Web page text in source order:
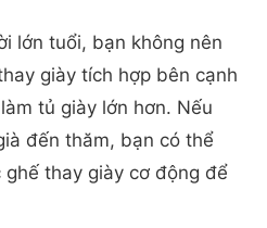
lớn tuổi, bạn không nên
giày tích hợp bên cạnh
tủ giày lớn hơn. Nếu
đến thăm, bạn có thể
thay giày cơ động để